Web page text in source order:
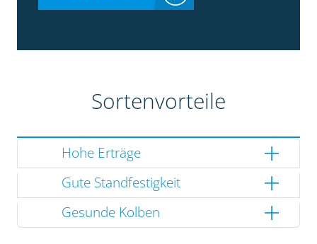
Sortenvorteile
Hohe Erträge
Gute Standfestigkeit
Gesunde Kolben